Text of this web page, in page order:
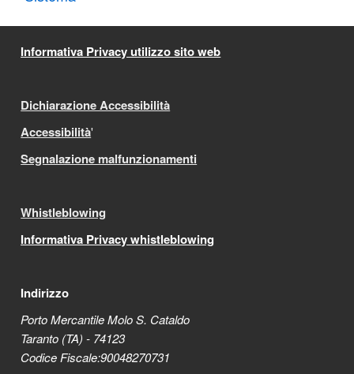
Informativa Privacy utilizzo sito web
Dichiarazione Accessibilità
Accessibilità'
Segnalazione malfunzionamenti
Whistleblowing
Informativa Privacy whistleblowing
Indirizzo
Porto Mercantile Molo S. Cataldo
Taranto (TA) - 74123
Codice Fiscale:90048270731